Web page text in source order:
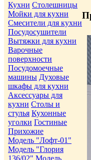
Кухни Столешницы
Мойки для кухни
Смесители для кухни
Посудосушители
Вытяжки для кухни
Варочные
поверхности
Посудомоечные
машины Духовые
шкафы для кухни
Аксессуары для
кухни Столы и
стулья Кухонные
уголки Гостиные
Прихожие
Модель "Лофт-01"
Модель "Глория
136/02" Модель